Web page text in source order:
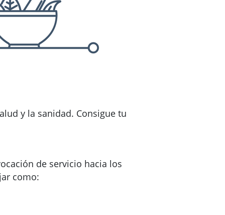
y la sanidad. Consigue tu
de servicio hacia los
como: